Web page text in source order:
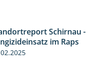
Schirnau -
im Raps